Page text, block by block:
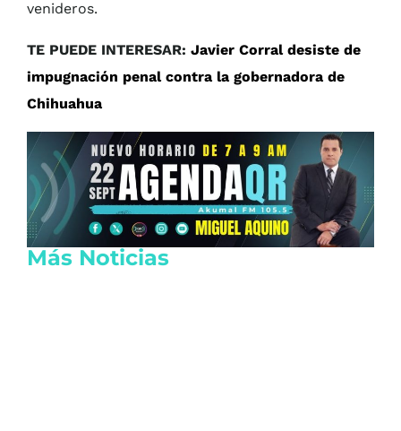
venideros.
TE PUEDE INTERESAR: Javier Corral desiste de
impugnación penal contra la gobernadora de
Chihuahua
Más Noticias